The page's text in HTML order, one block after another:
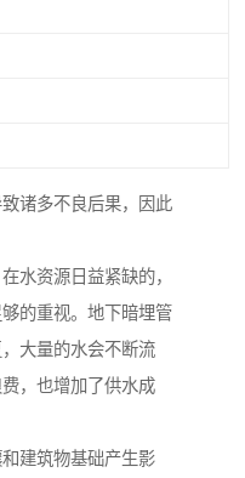
诸多不良后果，因此
水资源日益紧缺的，
的重视。地下暗埋管
大量的水会不断流
，也增加了供水成
建筑物基础产生影